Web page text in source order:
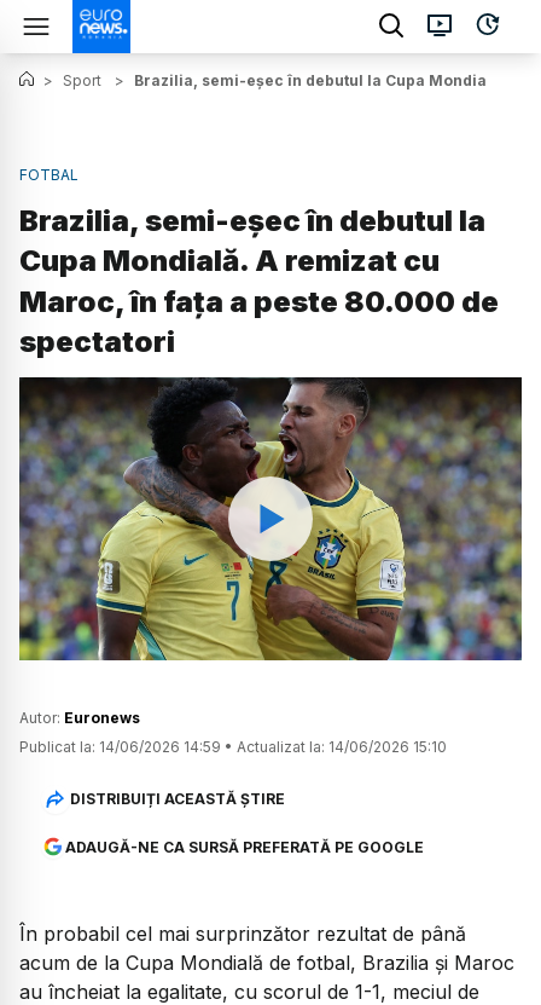
> Sport > Brazilia, semi-eșec în debutul la Cupa Mondială. A
FOTBAL
Brazilia, semi-eșec în debutul la
Cupa Mondială. A remizat cu
Maroc, în fața a peste 80.000 de
spectatori
Watch
Autor: Euronews
Publicat la: 14/06/2026 14:59 • Actualizat la: 14/06/2026 15:10
DISTRIBUIȚI ACEASTĂ ȘTIRE
ADAUGĂ-NE CA SURSĂ PREFERATĂ PE GOOGLE
În probabil cel mai surprinzător rezultat de până
acum de la Cupa Mondială de fotbal, Brazilia și Maroc
au încheiat la egalitate, cu scorul de 1-1, meciul de